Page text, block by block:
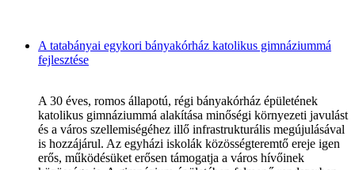
A tatabányai egykori bányakórház katolikus gimnáziummá
fejlesztése
A 30 éves, romos állapotú, régi bányakórház épületének
katolikus gimnáziummá alakítása minőségi környezeti javulást
és a város szellemiségéhez illő infrastrukturális megújulásával
is hozzájárul. Az egyházi iskolák közösségteremtő ereje igen
erős, működésüket erősen támogatja a város hívőinek